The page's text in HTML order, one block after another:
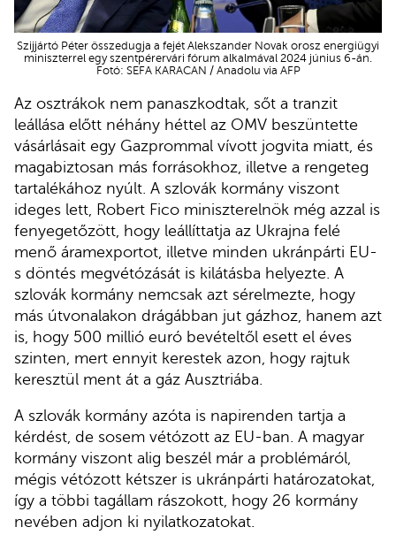
Szijjártó Péter összedugja a fejét Alekszander Novak orosz energiügyi
miniszterrel egy szentpérervári fórum alkalmával 2024 június 6-án.
Fotó: SEFA KARACAN / Anadolu via AFP
Az osztrákok nem panaszkodtak, sőt a tranzit
leállása előtt néhány héttel az OMV beszüntette
vásárlásait egy Gazprommal vívott jogvita miatt, és
magabiztosan más forrásokhoz, illetve a rengeteg
tartalékához nyúlt. A szlovák kormány viszont
ideges lett, Robert Fico miniszterelnök még azzal is
fenyegetőzött, hogy leállíttatja az Ukrajna felé
menő áramexportot, illetve minden ukránpárti EU-
s döntés megvétózását is kilátásba helyezte. A
szlovák kormány nemcsak azt sérelmezte, hogy
más útvonalakon drágábban jut gázhoz, hanem azt
is, hogy 500 millió euró bevételtől esett el éves
szinten, mert ennyit kerestek azon, hogy rajtuk
keresztül ment át a gáz Ausztriába.
A szlovák kormány azóta is napirenden tartja a
kérdést, de sosem vétózott az EU-ban. A magyar
kormány viszont alig beszél már a problémáról,
mégis vétózott kétszer is ukránpárti határozatokat,
így a többi tagállam rászokott, hogy 26 kormány
nevében adjon ki nyilatkozatokat.